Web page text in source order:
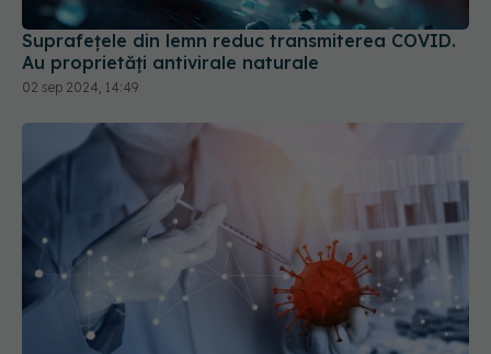
Suprafețele din lemn reduc transmiterea COVID.
Au proprietăți antivirale naturale
02 sep 2024, 14:49